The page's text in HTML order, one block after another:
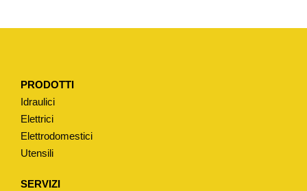
P
M
X
T
P
PRODOTTI
Idraulici
Elettrici
Elettrodomestici
Utensili
SERVIZI